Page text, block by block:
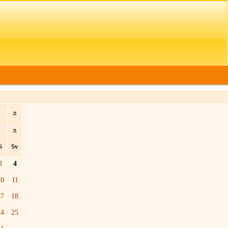
»
»
Sv
4
11
18
25